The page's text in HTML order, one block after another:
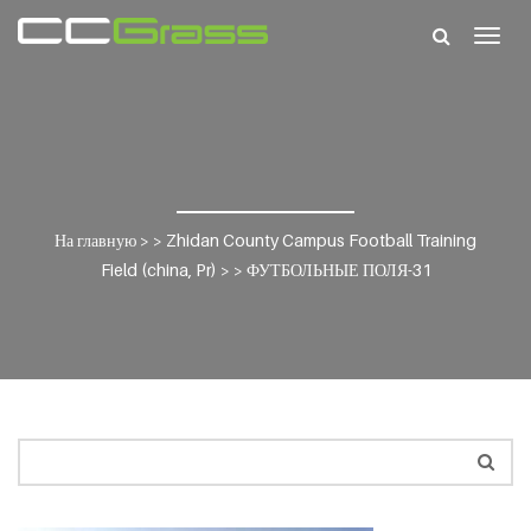
На главную > > Zhidan County Campus Football Training
Field (china, Pr) > > ФУТБОЛЬНЫЕ ПОЛЯ-31